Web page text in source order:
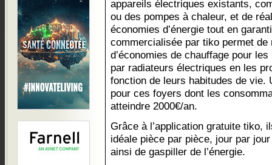
appareils électriques existants,
ou des pompes à chaleur, et de
économies d’énergie tout en
commercialisée par tiko permet de
d’économies de chauffage pour
par radiateurs électriques en les
fonction de leurs habitudes de vie.
pour ces foyers dont les
atteindre 2000€/an.
Grâce à l’application gratuite tiko,
idéale pièce par pièce, jour par
ainsi de gaspiller de l’énergie.